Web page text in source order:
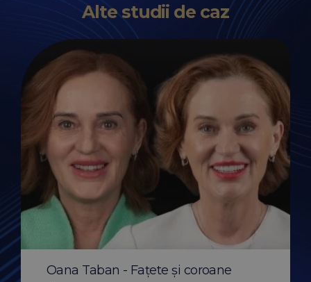
Alte studii de caz
Oana Taban - Fațete și coroane
Before & After
transparent